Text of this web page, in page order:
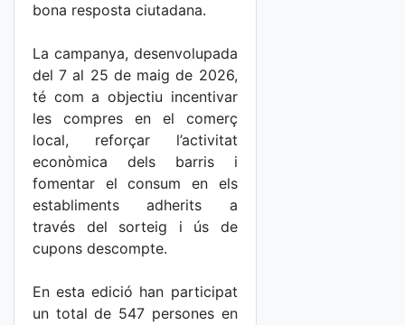
bona resposta ciutadana.
La campanya, desenvolupada
del 7 al 25 de maig de 2026,
té com a objectiu incentivar
les compres en el comerç
local, reforçar l’activitat
econòmica dels barris i
fomentar el consum en els
establiments adherits a
través del sorteig i ús de
cupons descompte.
En esta edició han participat
un total de 547 persones en